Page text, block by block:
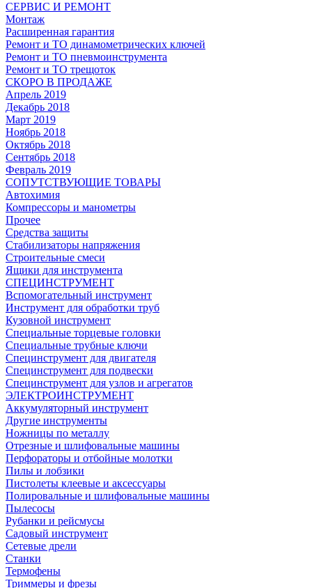
СЕРВИС И РЕМОНТ
Монтаж
Расширенная гарантия
Ремонт и ТО динамометрических ключей
Ремонт и ТО пневмоинструмента
Ремонт и ТО трещоток
СКОРО В ПРОДАЖЕ
Апрель 2019
Декабрь 2018
Март 2019
Ноябрь 2018
Октябрь 2018
Сентябрь 2018
Февраль 2019
СОПУТСТВУЮЩИЕ ТОВАРЫ
Автохимия
Компрессоры и манометры
Прочее
Средства защиты
Стабилизаторы напряжения
Строительные смеси
Ящики для инструмента
СПЕЦИНСТРУМЕНТ
Вспомогательный инструмент
Инструмент для обработки труб
Кузовной инструмент
Специальные торцевые головки
Специальные трубные ключи
Специнструмент для двигателя
Специнструмент для подвески
Специнструмент для узлов и агрегатов
ЭЛЕКТРОИНСТРУМЕНТ
Аккумуляторный инструмент
Другие инструменты
Ножницы по металлу
Отрезные и шлифовальные машины
Перфораторы и отбойные молотки
Пилы и лобзики
Пистолеты клеевые и аксессуары
Полировальные и шлифовальные машины
Пылесосы
Рубанки и рейсмусы
Садовый инструмент
Сетевые дрели
Станки
Термофены
Триммеры и фрезы